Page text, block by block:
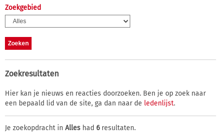
Zoekgebied
Zoekresultaten
Hier kan je nieuws en reacties doorzoeken. Ben je op zoek naar
een bepaald lid van de site, ga dan naar de ledenlijst.
Je zoekopdracht in Alles had 6resultaten.